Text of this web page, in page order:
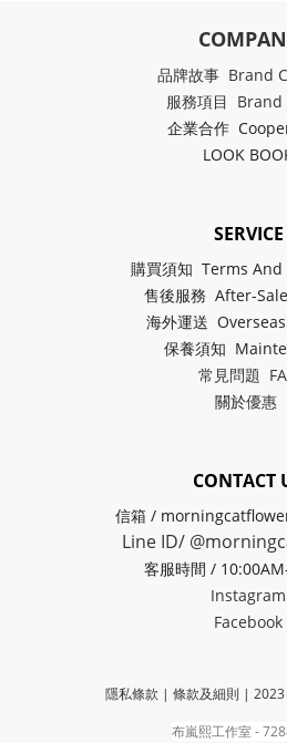
品牌故事 Brand
服務項目 Brand
企業合作
LOOK
SERVICE
購買須知 Terms
售後服務 After-
海外運送
保養須知
常見問題
關於優惠
CONTACT
信箱 /
Line ID/
客服時間 /
Instagram
Facebook
隱私條款 | 條款及細則 |
布嵐熙工作室 -